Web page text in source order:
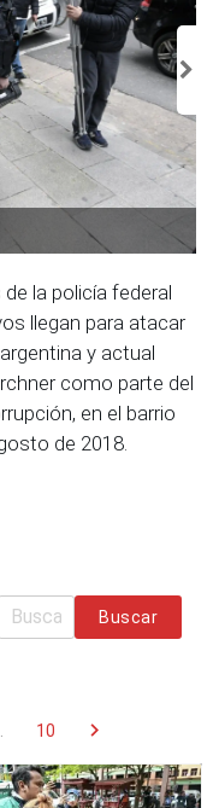
la policía federal
llegan para atacar
y actual
como parte del
en el barrio
de 2018.
Buscar
10 chevron_right